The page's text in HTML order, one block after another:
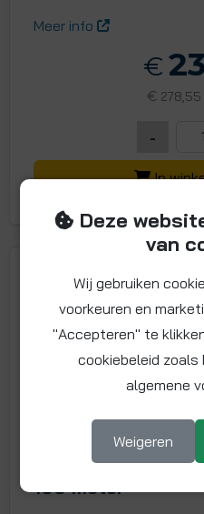
Meer info
€
€ 278,55
-
In
Meerlagenbuis 20
100 meter
Deze
van
Wij gebruiken
voorkeuren en
"Accepteren" te
cookiebeleid zoals
algemene
Weigeren